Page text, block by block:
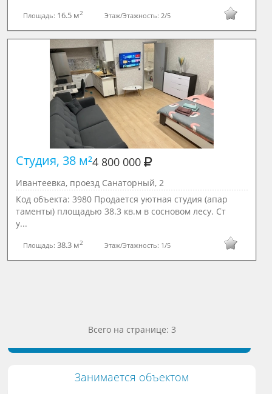
Площадь: 16.5 м2 Этаж/Этажность: 2/5
Студия, 38 м² 4 800 000
Ивантеевка, проезд Санаторный, 2
Код объекта: 3980 Продается уютная студия (апар
таменты) площадью 38.3 кв.м в сосновом лесу. Ст
у...
Площадь:38.3 м2 Этаж/Этажность: 1/5
Всего на странице: 3
Занимается объектом